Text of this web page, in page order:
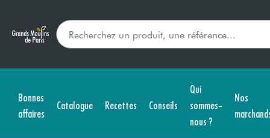
Bonnes
affaires
Catalogue Recettes Conseils
Qui
sommes-
nous ?
Nos